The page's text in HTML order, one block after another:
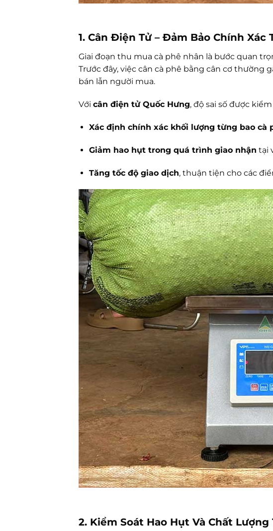
1. Cân Điện Tử – Đảm Bảo Chính
Giai đoạn thu mua cà phê nhân là bước quan
Trước đây, việc cân cà phê bằng cân cơ thường
bán lẫn người mua.
Với cân điện tử Quốc Hưng, độ sai số được
Xác định chính xác khối lượng từng bao cà
Giảm hao hụt trong quá trình giao nhận tại
Tăng tốc độ giao dịch, thuận tiện cho các
2. Kiểm Soát Hao Hụt Và Chất